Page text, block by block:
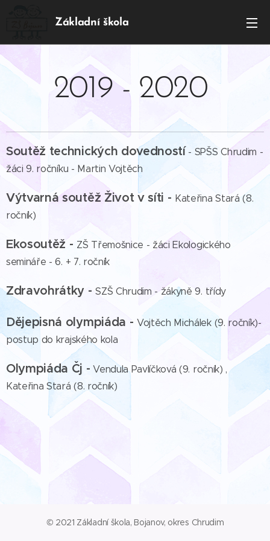
Základní škola
2019 - 2020
Soutěž technických dovedností - SPŠS Chrudim -
žáci 9. ročníku - Martin Vojtěch
Výtvarná soutěž Život v síti - Kateřina Stará (8.
ročník)
Ekosoutěž - ZŠ Třemošnice - žáci Ekologického
semináře - 6. + 7. ročník
Zdravohrátky -SZŠ Chrudim - žákyně 9. třídy
Dějepisná olympiáda - Vojtěch Michálek (9. ročník)-
postup do krajského kola
Olympiáda Čj - Vendula Pavlíčková (9. ročník) ,
Kateřina Stará (8. ročník)
© 2021 Základní škola, Bojanov, okres Chrudim